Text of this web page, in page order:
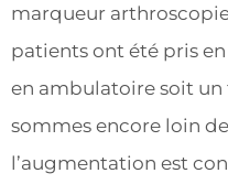
marqueur
patients ont été pris
en ambulatoire soit un
sommes encore loin
l’augmentation est